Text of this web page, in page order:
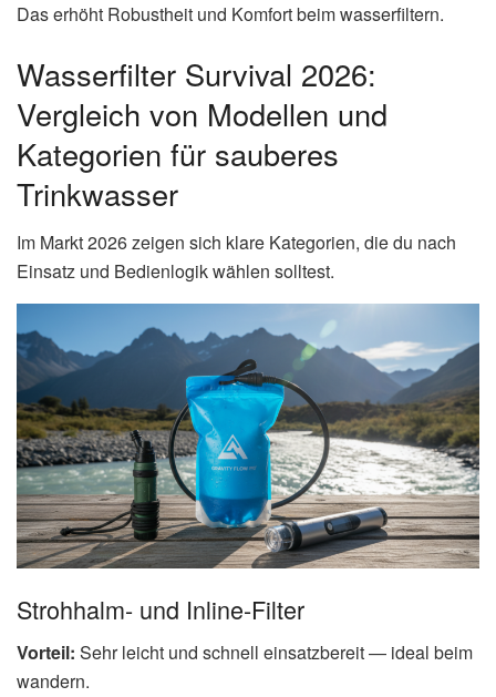
Das erhöht Robustheit und Komfort beim wasserfiltern.
Wasserfilter Survival 2026:
Vergleich von Modellen und
Kategorien für sauberes
Trinkwasser
Im Markt 2026 zeigen sich klare Kategorien, die du nach
Einsatz und Bedienlogik wählen solltest.
Strohhalm- und Inline-Filter
Vorteil: Sehr leicht und schnell einsatzbereit — ideal beim
wandern.